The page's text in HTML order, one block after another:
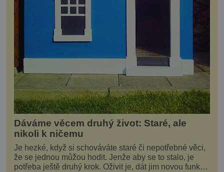
Dáváme věcem druhý život: Staré, ale
nikoli k ničemu
Je hezké, když si schováváte staré či nepotřebné věci,
že se jednou můžou hodit. Jenže aby se to stalo, je
potřeba ještě druhý krok. Oživit je, dát jim novou funkci